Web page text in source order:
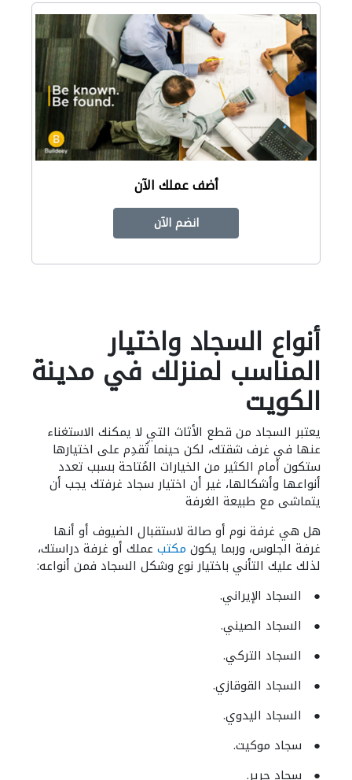
أضف عملك الآن
انضم الآن
أنواع السجاد واختيار
المناسب لمنزلك في مدينة
الكويت
يعتبر السجاد من قطع الأثاث التي لا يمكنك الاستغناء
عنها في غرف شقتك، لكن حينما تُقدِم على اختيارها
ستكون أمام الكثير من الخيارات المُتاحة بسبب تعدد
أنواعها وأشكالها، غير أن اختيار سجاد غرفتك يجب أن
يتماشى مع طبيعة الغرفة
هل هي غرفة نوم أو صالة لاستقبال الضيوف أو أنها
غرفة الجلوس، وربما يكون مكتب عملك أو غرفة دراستك،
لذلك عليك التأني باختيار نوع وشكل السجاد فمن أنواعه:
● السجاد الإيراني.
● السجاد الصيني.
● السجاد التركي.
● السجاد القوقازي.
● السجاد اليدوي.
● سجاد موكيت.
● سجاد حرير.